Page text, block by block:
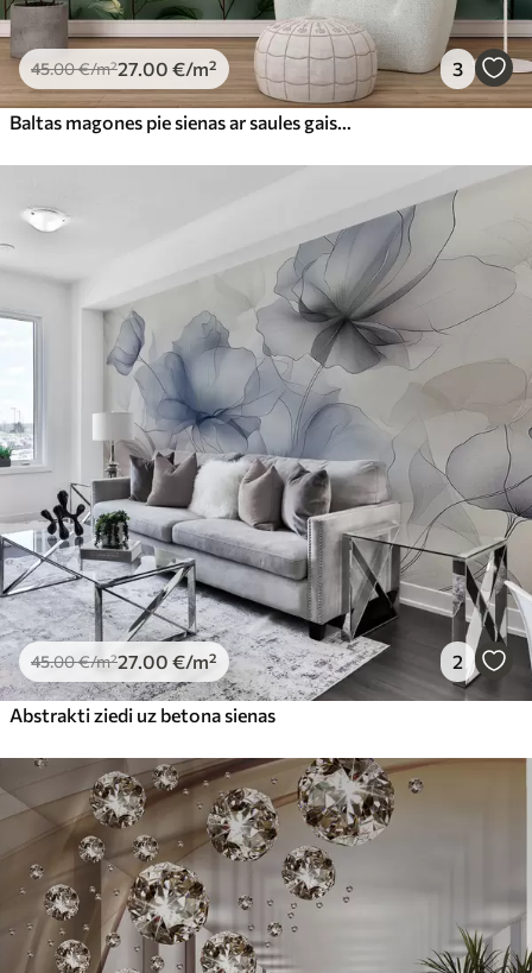
45.00€/m²27 .00 €/m² 3
45.00€/m²27 .00 €/m² 2
Abstrakti ziedi uz betona sienas